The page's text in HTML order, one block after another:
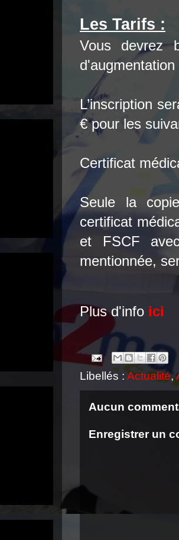
Les Tarifs :
Vous devrez
L’inscription
€ pour les
Certificat
Seule la
certificat
et FSCF
mentionnée,
Plus d'info ici
Libellés : Actualité,
Aucun
Enregistrer un